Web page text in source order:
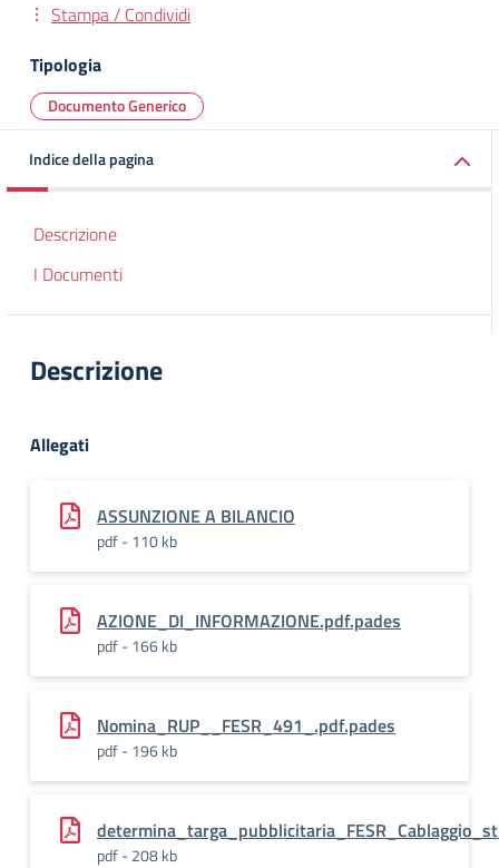
Stampa / Condividi
Tipologia
Documento Generico
Indice della pagina
Descrizione
I Documenti
Descrizione
Allegati
ASSUNZIONE A BILANCIO
pdf - 110 kb
AZIONE_DI_INFORMAZIONE.pdf.pades
pdf - 166 kb
Nomina_RUP__FESR_491_.pdf.pades
pdf - 196 kb
pdf - 208 kb